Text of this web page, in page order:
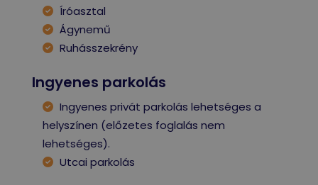
Íróasztal
Ágynemű
Ruhásszekrény
Ingyenes parkolás
Ingyenes privát parkolás lehetséges a
helyszínen (előzetes foglalás nem
lehetséges).
Utcai parkolás